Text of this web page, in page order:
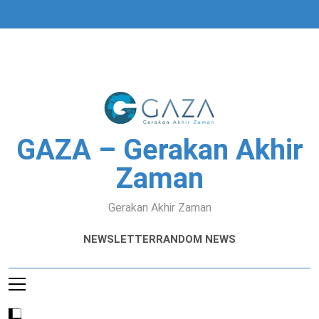
GAZA – Gerakan Akhir
Zaman
Gerakan Akhir Zaman
NEWSLETTERRANDOM NEWS